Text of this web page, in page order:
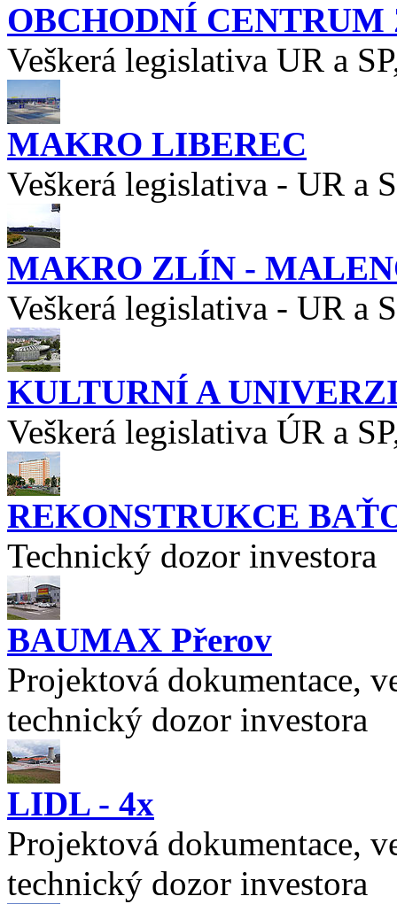
OBCHODNÍ
Veškerá legislativa UR a
MAKRO LIBEREC
Veškerá legislativa - UR a
MAKRO ZLÍN -
Veškerá legislativa - UR a
KULTURNÍ A
Veškerá legislativa ÚR a
REKONSTRUKCE
Technický dozor investora
BAUMAX Přerov
Projektová dokumentace,
technický dozor investora
LIDL - 4x
Projektová dokumentace,
technický dozor investora